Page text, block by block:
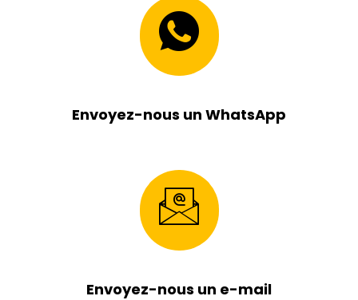
Envoyez-nous un WhatsApp
Envoyez-nous un e-mail